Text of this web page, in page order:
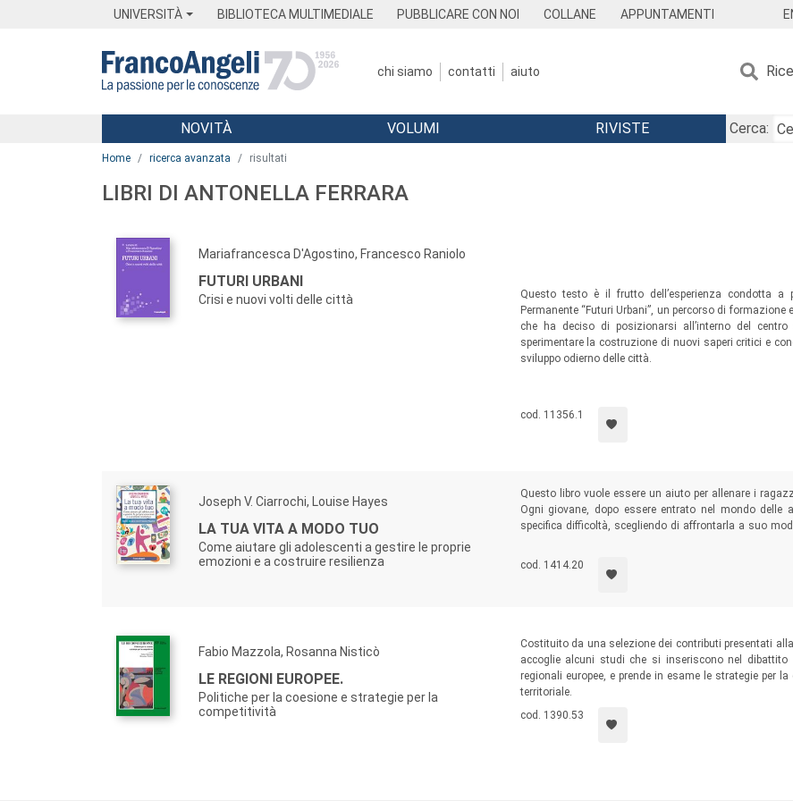
UNIVERSITÀ BIBLIOTECA MULTIMEDIALE PUBBLICARE CON NOI COLLANE APPUNTAMENTI
chi siamo contatti aiuto
Menu
NOVITÀ VOLUMI RIVISTE
Cerca:
Home ricerca avanzata risultati
LIBRI DI ANTONELLA FERRARA
Mariafrancesca D'Agostino, Francesco Raniolo
FUTURI URBANI
Crisi e nuovi volti delle città
Questo testo è il frutto dell’esperienza condotta a
Permanente “Futuri Urbani”, un percorso di
che ha deciso di posizionarsi all’interno del
sperimentare la costruzione di nuovi saperi critici e
sviluppo odierno delle città.
cod. 11356.1
Joseph V. Ciarrochi, Louise Hayes
LA TUA VITA A MODO TUO
Come aiutare gli adolescenti a gestire le proprie
emozioni e a costruire resilienza
Questo libro vuole essere un aiuto per allenare i
Ogni giovane, dopo essere entrato nel mondo delle
specifica difficoltà, scegliendo di affrontarla a suo
varietà delle situazioni trattate rende il testo utile a
traumatico o isolamento sociale.
cod. 1414.20
Fabio Mazzola, Rosanna Nisticò
LE REGIONI EUROPEE.
Politiche per la coesione e strategie per la
competitività
Costituito da una selezione dei contributi presentati
accoglie alcuni studi che si inseriscono nel
regionali europee, e prende in esame le strategie per
territoriale.
cod. 1390.53